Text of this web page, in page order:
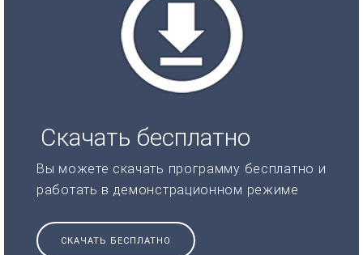
Скачать бесплатно
Вы можете скачать программу бесплатно и
работать в демонстрационном режиме
СКАЧАТЬ БЕСПЛАТНО